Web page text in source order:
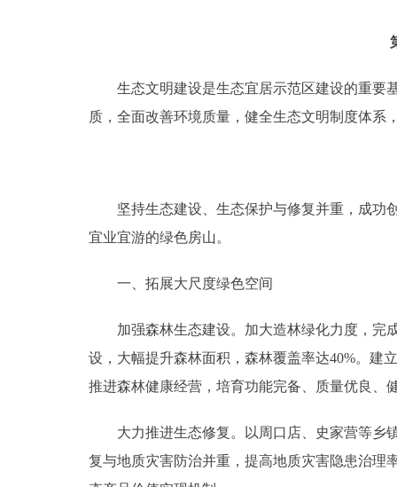
生态文明建设是生态宜居示范区建设的重要基
质，全面改善环境质量，健全生态文明制度体系
坚持生态建设、生态保护与修复并重，成功创
宜业宜游的绿色房山。
一、拓展大尺度绿色空间
加强森林生态建设。加大造林绿化力度，完成
设，大幅提升森林面积，森林覆盖率达40%。建
推进森林健康经营，培育功能完备、质量优良、
大力推进生态修复。以周口店、史家营等乡镇
复与地质灾害防治并重，提高地质灾害隐患治理